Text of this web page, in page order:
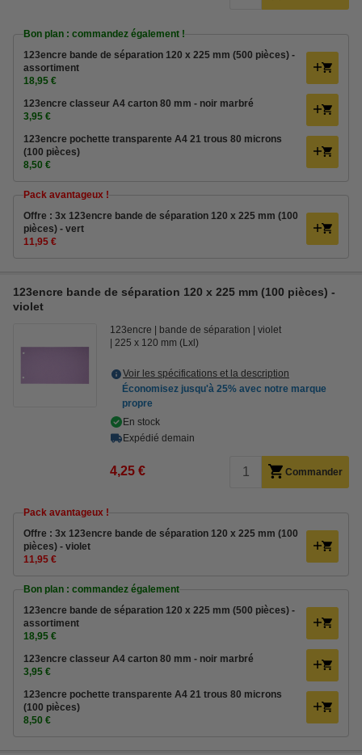
Bon plan : commandez également !
123encre bande de séparation 120 x 225 mm (500 pièces) -
assortiment
18,95 €
123encre classeur A4 carton 80 mm - noir marbré
3,95 €
123encre pochette transparente A4 21 trous 80 microns
(100 pièces)
8,50 €
Pack avantageux !
Offre : 3x 123encre bande de séparation 120 x 225 mm (100
pièces) - vert
11,95 €
123encre bande de séparation 120 x 225 mm (100 pièces) -
violet
123encre bande de séparation
violet
225 x 120 mm (Lxl)
Voir les spécifications et la description
Économisez jusqu'à 25% avec notre marque
propre
En stock
Expédié demain
4,25 € Commander
Pack avantageux !
Offre : 3x 123encre bande de séparation 120 x 225 mm (100
pièces) - violet
11,95 €
Bon plan : commandez également
123encre bande de séparation 120 x 225 mm (500 pièces) -
assortiment
18,95 €
123encre classeur A4 carton 80 mm - noir marbré
3,95 €
123encre pochette transparente A4 21 trous 80 microns
(100 pièces)
8,50 €